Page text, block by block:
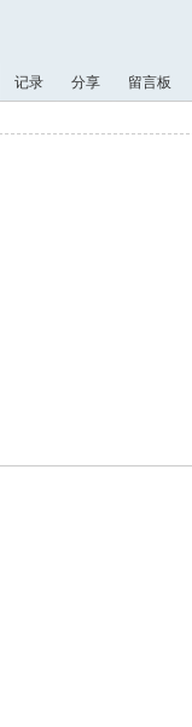
记录 分享 留言板